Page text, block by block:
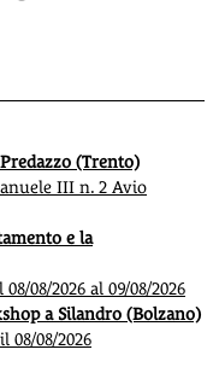
(Trento)
III n. 2 Avio
e la
08/2026 al 09/08/2026
a Silandro (Bolzano)
08/08/2026